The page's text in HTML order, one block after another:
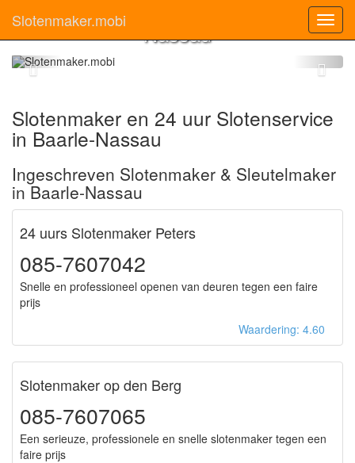
Slotenmaker.mobiSlotenmaker Baarle-
Nassau
Slotenmaker en 24 uur Slotenservice
in Baarle-Nassau
Ingeschreven Slotenmaker & Sleutelmaker
in Baarle-Nassau
24 uurs Slotenmaker Peters
085-7607042
Snelle en professioneel openen van deuren tegen een faire
prijs
Waardering: 4.60
Slotenmaker op den Berg
085-7607065
Een serieuze, professionele en snelle slotenmaker tegen een
faire prijs